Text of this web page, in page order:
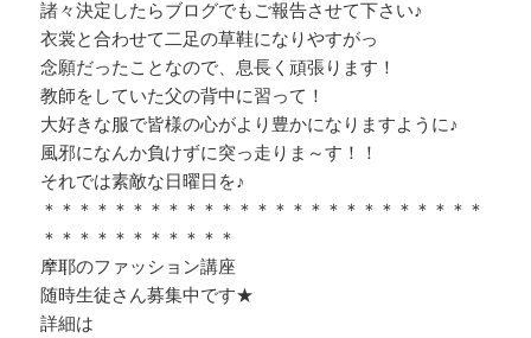
諸々決定したらブログでもご報告させて下さい♪
衣裳と合わせて二足の草鞋になりやすがっ
念願だったことなので、息長く頑張ります！
教師をしていた父の背中に習って！
大好きな服で皆様の心がより豊かになりますように♪
風邪になんか負けずに突っ走りま～す！！
それでは素敵な日曜日を♪
＊＊＊＊＊＊＊＊＊＊＊＊＊＊＊＊＊＊＊＊＊＊＊＊＊
＊＊＊＊＊＊＊＊＊＊＊
摩耶のファッション講座
随時生徒さん募集中です★
詳細は